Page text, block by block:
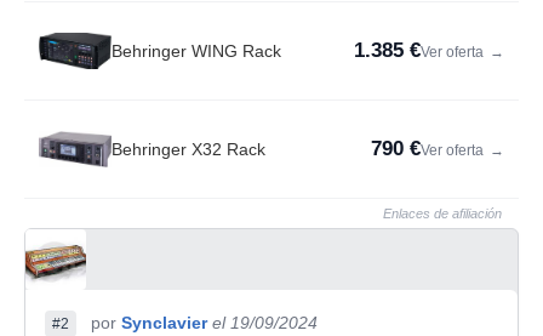
Behringer WING Rack 1.385 €Ver oferta →
Behringer X32 Rack 790 €Ver oferta →
Enlaces de afiliación
#2 por Synclavier el 19/09/2024